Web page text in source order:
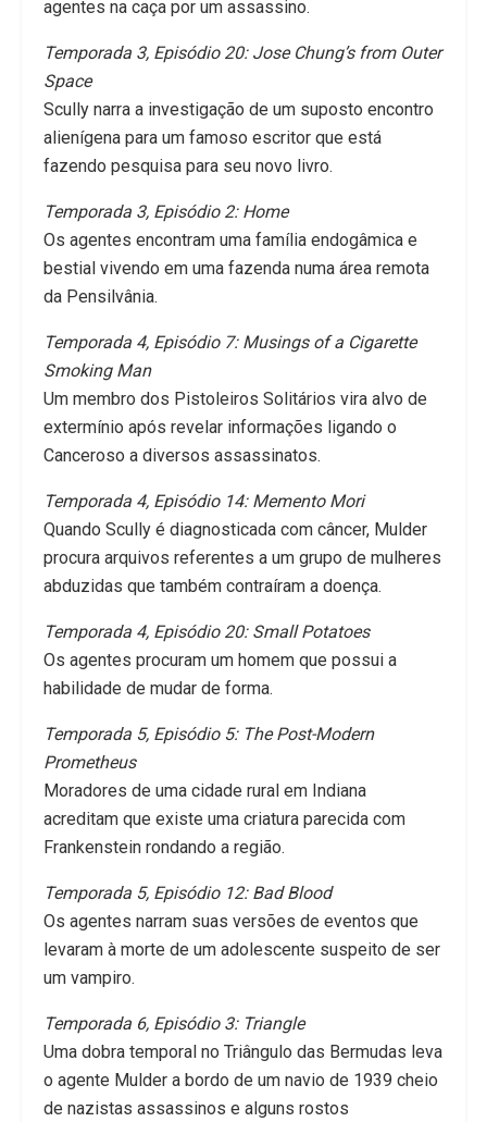
agentes na caça por um assassino.
Temporada 3, Episódio 20: Jose Chung’s from Outer
Space
Scully narra a investigação de um suposto encontro
alienígena para um famoso escritor que está
fazendo pesquisa para seu novo livro.
Temporada 3, Episódio 2: Home
Os agentes encontram uma família endogâmica e
bestial vivendo em uma fazenda numa área remota
da Pensilvânia.
Temporada 4, Episódio 7: Musings of a Cigarette
Smoking Man
Um membro dos Pistoleiros Solitários vira alvo de
extermínio após revelar informações ligando o
Canceroso a diversos assassinatos.
Temporada 4, Episódio 14: Memento Mori
Quando Scully é diagnosticada com câncer, Mulder
procura arquivos referentes a um grupo de mulheres
abduzidas que também contraíram a doença.
Temporada 4, Episódio 20: Small Potatoes
Os agentes procuram um homem que possui a
habilidade de mudar de forma.
Temporada 5, Episódio 5: The Post-Modern
Prometheus
Moradores de uma cidade rural em Indiana
acreditam que existe uma criatura parecida com
Frankenstein rondando a região.
Temporada 5, Episódio 12: Bad Blood
Os agentes narram suas versões de eventos que
levaram à morte de um adolescente suspeito de ser
um vampiro.
Temporada 6, Episódio 3: Triangle
Uma dobra temporal no Triângulo das Bermudas leva
o agente Mulder a bordo de um navio de 1939 cheio
de nazistas assassinos e alguns rostos